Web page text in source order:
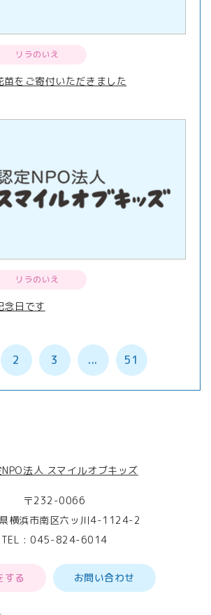
リラのいえ
苗をご寄付いただきました
リラのいえ
念日です
2 3 ... 51
〒232-0066
横浜市南区六ッ川4-1124-2
TEL :045-824-6014
する お問い合わせ